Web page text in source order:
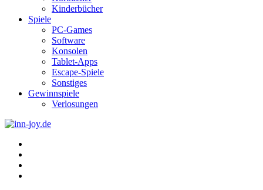
Kinderbücher
Spiele
PC-Games
Software
Konsolen
Tablet-Apps
Escape-Spiele
Sonstiges
Gewinnspiele
Verlosungen